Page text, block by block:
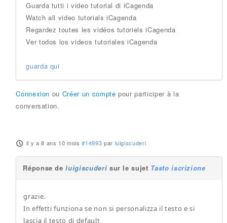
Guarda tutti i video tutorial di iCagenda
Watch all video tutorials iCagenda
Regardez toutes les vidéos tutoriels iCagenda
Ver todos los videos tutoriales iCagenda
guarda qui
Connexion ou Créer un compte pour participer à la
conversation.
il y a 8 ans 10 mois #14993 par luigiscuderi
Réponse deluigiscuderi sur le sujet Tasto iscrizione
grazie.
In effetti funziona se non si personalizza il testo e si
lascia il testo di default